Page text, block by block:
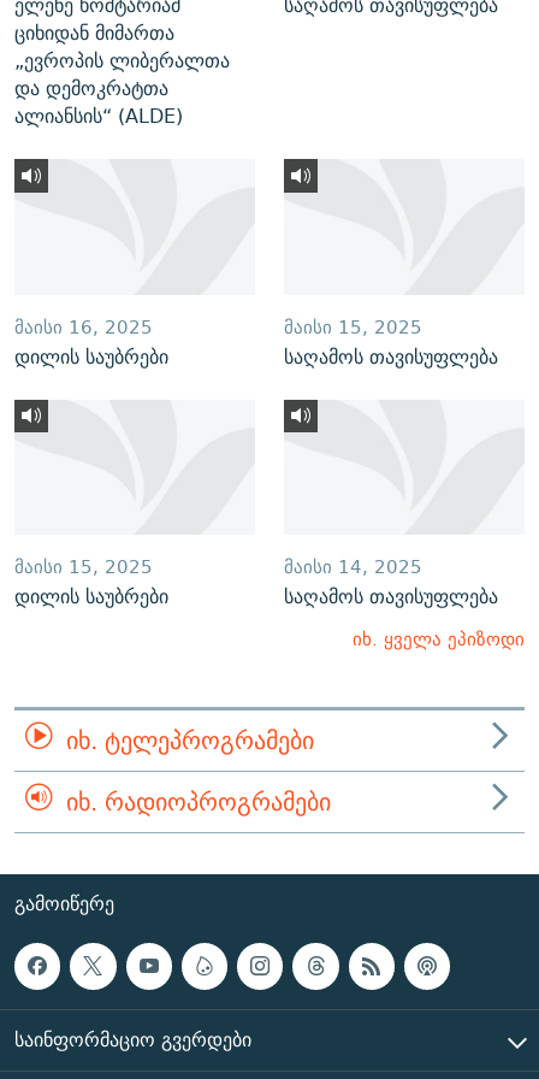
ციხიდან მიმართა
„ევროპის ლიბერალთა
და დემოკრატთა
ალიანსის“ (ALDE)
ᲛᲐᲘᲡᲘ 16, 2025
დილის საუბრები
ᲛᲐᲘᲡᲘ 15, 2025
საღამოს თავისუფლება
ᲛᲐᲘᲡᲘ 15, 2025
დილის საუბრები
ᲛᲐᲘᲡᲘ 14, 2025
საღამოს თავისუფლება
იხ. ყველა ეპიზოდი
ᲘᲮ. ᲢᲔᲚᲔᲞᲠᲝᲒᲠᲐᲛᲔᲑᲘ
ᲘᲮ. ᲠᲐᲓᲘᲝᲞᲠᲝᲒᲠᲐᲛᲔᲑᲘ
ᲒᲐᲛᲝᲘᲬᲔᲠᲔ
ᲡᲐᲘᲜᲤᲝᲠᲛᲐᲪᲘᲝ ᲒᲕᲔᲠᲓᲔᲑᲘ